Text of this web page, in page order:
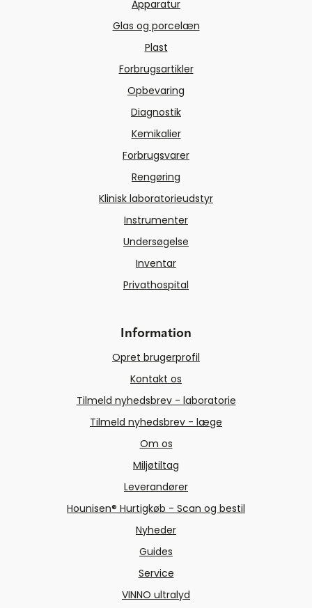
Apparatur
Glas og porcelæn
Plast
Forbrugsartikler
Opbevaring
Diagnostik
Kemikalier
Forbrugsvarer
Rengøring
Klinisk laboratorieudstyr
Instrumenter
Undersøgelse
Inventar
Privathospital
Information
Opret brugerprofil
Kontakt os
Tilmeld nyhedsbrev - laboratorie
Tilmeld nyhedsbrev - læge
Om os
Miljøtiltag
Leverandører
Hounisen® Hurtigkøb - Scan og bestil
Nyheder
Guides
Service
VINNO ultralyd